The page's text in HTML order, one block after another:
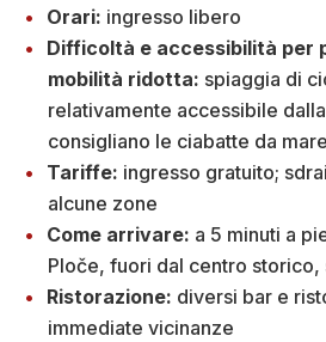
Orari: ingresso libero
Difficoltà e accessibilità per
mobilità ridotta: spiaggia di
relativamente accessibile
consigliano le ciabatte da
Tariffe: ingresso gratuito;
alcune zone
Come arrivare: a 5 minuti a
Ploče, fuori dal centro storico,
Ristorazione: diversi bar e
immediate vicinanze